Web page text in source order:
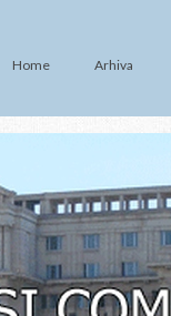
Home Arhiva